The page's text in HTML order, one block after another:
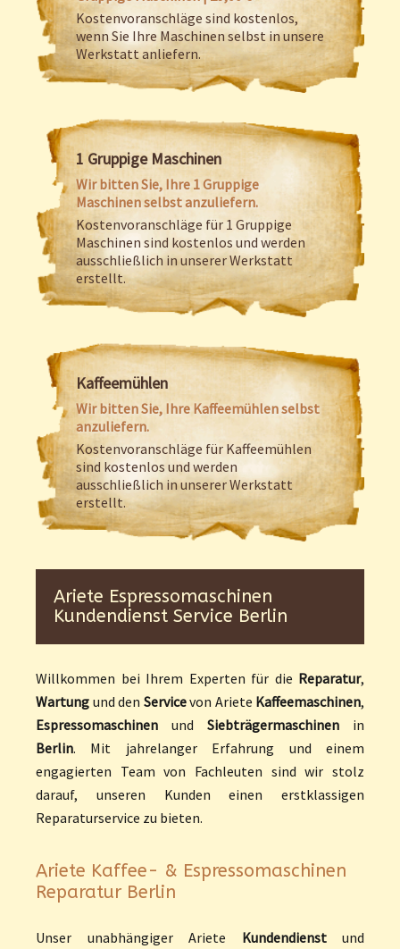
Kostenvoranschläge sind kostenlos,
wenn Sie Ihre Maschinen selbst in unsere
Werkstatt anliefern.
1 Gruppige Maschinen
Wir bitten Sie, Ihre 1 Gruppige
Maschinen selbst anzuliefern.
Kostenvoranschläge für 1 Gruppige
Maschinen sind kostenlos und werden
ausschließlich in unserer Werkstatt
erstellt.
Kaffeemühlen
Wir bitten Sie, Ihre Kaffeemühlen selbst
anzuliefern.
Kostenvoranschläge für Kaffeemühlen
sind kostenlos und werden
ausschließlich in unserer Werkstatt
erstellt.
Ariete Espressomaschinen
Kundendienst Service Berlin
Willkommen bei Ihrem Experten für die Reparatur,
Wartung und den Servicevon Ariete Kaffeemaschinen,
Espressomaschinen und Siebträgermaschinen in
Berlin. Mit jahrelanger Erfahrung und einem
engagierten Team von Fachleuten sind wir stolz
darauf, unseren Kunden einen erstklassigen
Reparaturservice zu bieten.
Ariete Kaffee- & Espressomaschinen
Reparatur Berlin
Unser unabhängiger Ariete Kundendienstund